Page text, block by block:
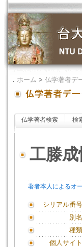
． ホーム > 仏学著者デ
仏学著者検索 検
工滕成
著者本人によるオ
シリアル番号
別
種類
個人サイト